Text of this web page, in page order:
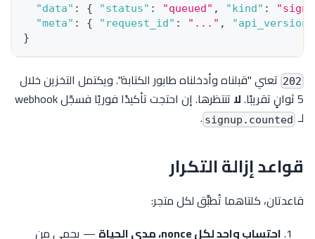
"data" : { "status" : "queued" , "kind" :
"meta" : { "request_id" : "..." , "api_version"
}
202 تعني "قبلناه وأدخلناه طابور الكتابة". ويكتمل التخزين خلال
5 ثوانٍ تقريبًا.
لا
تنتظرها. إن احتجت تأكيدًا فوريًا فسجّل webhook
لـ signup.counted
.
قواعد إزالة التكرار
قاعدتان، كلتاهما تُطبَّق لكل متجر:
احتساب واحد لكل nonce، مدى الحياة
— يحمي من